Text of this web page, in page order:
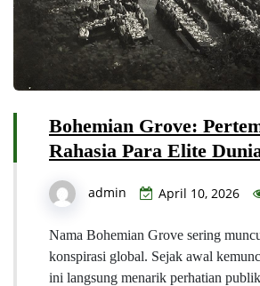
Bohemian Grove:
Rahasia Para Elite
admin April 10, 2026
Nama Bohemian Grove sering
konspirasi global. Sejak awal
ini langsung menarik perhatian